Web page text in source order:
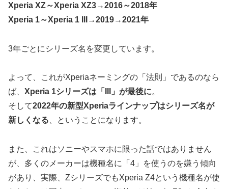
Xperia XZ～Xperia XZ3→2016～2018年
Xperia 1～Xperia 1 III→2019→2021年
3年ごとにシリーズ名を変更しています。
よって、これがXperiaネーミングの「法則」であるのなら
ば、 Xperia 1シリーズは「III」が最後に。
そして2022年の新型Xperiaラインナップはシリーズ名が
新しくなる、ということになります。
また、これはソニーやスマホに限った話ではありません
が、多くのメーカーは機種名に「4」を使うのを嫌う傾向
があり、実際、ZシリーズでもXperia Z4という機種名が使